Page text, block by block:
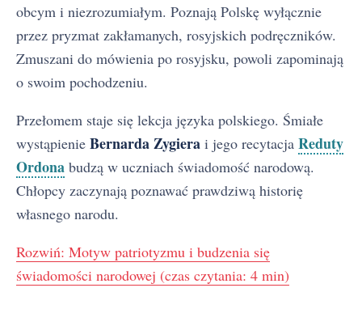
obcym i niezrozumiałym. Poznają Polskę wyłącznie
przez pryzmat zakłamanych, rosyjskich podręczników.
Zmuszani do mówienia po rosyjsku, powoli zapominają
o swoim pochodzeniu.
Przełomem staje się lekcja języka polskiego. Śmiałe
wystąpienie Bernarda Zygiera i jego recytacja Reduty
Ordona budzą w uczniach świadomość narodową.
Chłopcy zaczynają poznawać prawdziwą historię
własnego narodu.
Rozwiń: Motyw patriotyzmu i budzenia się
świadomości narodowej (czas czytania: 4 min)